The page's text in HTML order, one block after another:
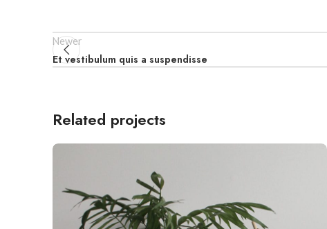
Newer
Et vestibulum quis a suspendisse
Related projects